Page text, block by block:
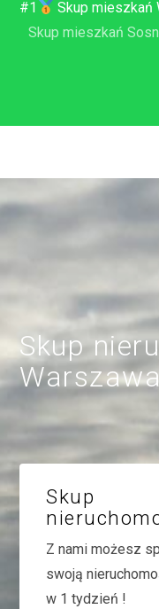
#1 Skup mieszkań
Skup mieszkań
Skup
Skup
Z nami możesz
swoją
w 1 tydzień !